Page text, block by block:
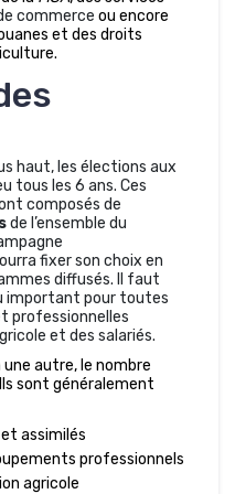
commerce ou encore
et des droits
haut, les élections aux
tous les 6 ans. Ces
composés de
de l’ensemble du
fixer son choix en
diffusés. Il faut
important pour toutes
professionnelles
et des salariés.
autre, le nombre
sont généralement
assimilés
professionnels
agricole